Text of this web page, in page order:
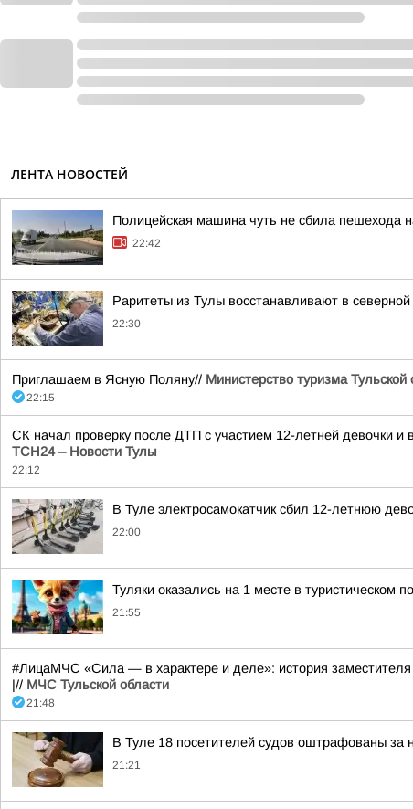
ЛЕНТА НОВОСТЕЙ
Полицейская машина чуть не сбила пешехода
22:42
Раритеты из Тулы восстанавливают в северной
22:30
Приглашаем в Ясную Поляну// Министерство туризма Тульской
22:15
СК начал проверку после ДТП с участием 12-летней девочки
ТСН24 – Новости Тулы
22:12
В Туле электросамокатчик сбил 12-летнюю
22:00
Туляки оказались на 1 месте в туристическом
21:55
#ЛицаМЧС «Сила — в характере и деле»: история
|// МЧС Тульской области
21:48
В Туле 18 посетителей судов оштрафованы за
21:21